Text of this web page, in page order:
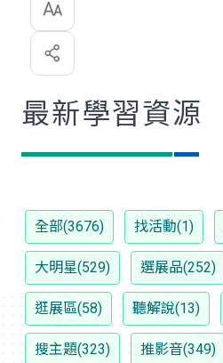
選
喜
歡
最新學習資源
全部(3676) 找活動(1)
大明星(529) 選展品(252)
逛展區(58) 聽解說(13)
搜主題(323) 推影音(349)